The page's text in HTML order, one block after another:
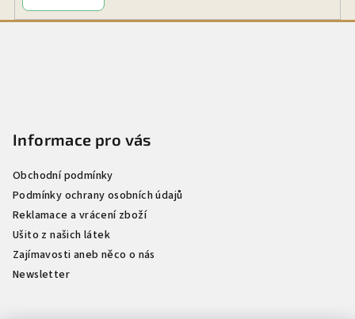
Informace pro vás
Obchodní podmínky
Podmínky ochrany osobních údajů
Reklamace a vrácení zboží
Ušito z našich látek
Zajímavosti aneb něco o nás
Newsletter